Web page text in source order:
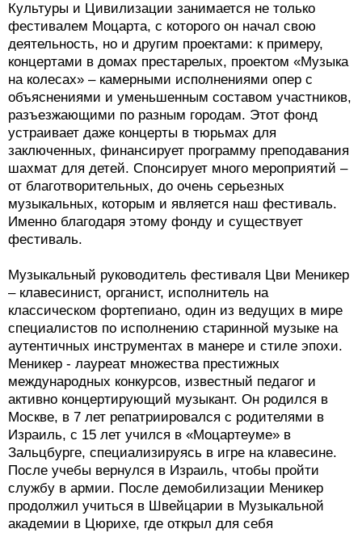
Культуры и Цивилизации занимается не только
фестивалем Моцарта, с которого он начал свою
деятельность, но и другим проектами: к примеру,
концертами в домах престарелых, проектом «Музыка
на колесах» – камерными исполнениями опер с
объяснениями и уменьшенным составом участников,
разъезжающими по разным городам. Этот фонд
устраивает даже концерты в тюрьмах для
заключенных, финансирует программу преподавания
шахмат для детей. Спонсирует много мероприятий –
от благотворительных, до очень серьезных
музыкальных, которым и является наш фестиваль.
Именно благодаря этому фонду и существует
фестиваль.
Музыкальный руководитель фестиваля Цви Меникер
– клавесинист, органист, исполнитель на
классическом фортепиано, один из ведущих в мире
специалистов по исполнению старинной музыке на
аутентичных инструментах в манере и стиле эпохи.
Меникер - лауреат множества престижных
международных конкурсов, известный педагог и
активно концертирующий музыкант. Он родился в
Москве, в 7 лет репатриировался с родителями в
Израиль, с 15 лет учился в «Моцартеуме» в
Зальцбурге, специализируясь в игре на клавесине.
После учебы вернулся в Израиль, чтобы пройти
службу в армии. После демобилизации Меникер
продолжил учиться в Швейцарии в Музыкальной
академии в Цюрихе, где открыл для себя